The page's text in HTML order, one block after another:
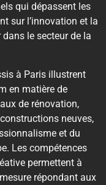
qui dépassent les
sur l’innovation et la
le secteur de la
à Paris illustrent
en matière de
de rénovation,
neuves,
et du
Les compétences
permettent à
répondant aux